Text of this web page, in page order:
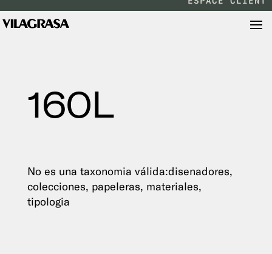
160L
No es una taxonomia válida:disenadores,
colecciones, papeleras, materiales,
tipologia